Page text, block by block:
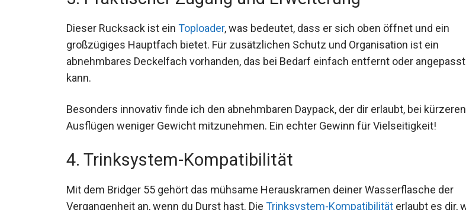
Dieser Rucksack ist ein Toploader, was bedeutet, dass er sich oben öffnet und ein
großzügiges Hauptfach bietet. Für zusätzlichen Schutz und Organisation ist ein
abnehmbares Deckelfach vorhanden, das bei Bedarf einfach entfernt oder angepasst
werden kann.
Besonders innovativ finde ich den abnehmbaren Daypack, der dir erlaubt, bei kürzeren
Ausflügen weniger Gewicht mitzunehmen. Ein echter Gewinn für Vielseitigkeit!
4. Trinksystem-Kompatibilität
Mit dem Bridger 55 gehört das mühsame Herauskramen deiner Wasserflasche der
Vergangenheit an, wenn du Durst hast. Die Trinksystem-Kompatibilität erlaubt es dir,